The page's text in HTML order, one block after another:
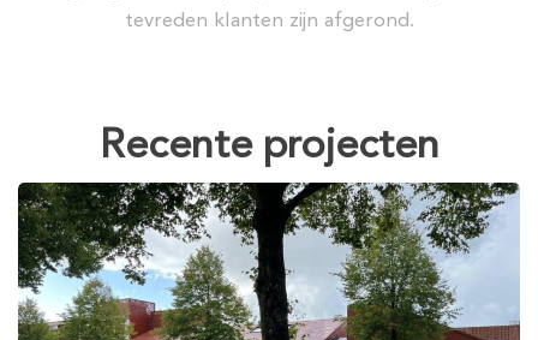
tevreden klanten zijn afgerond.
Recente projecten